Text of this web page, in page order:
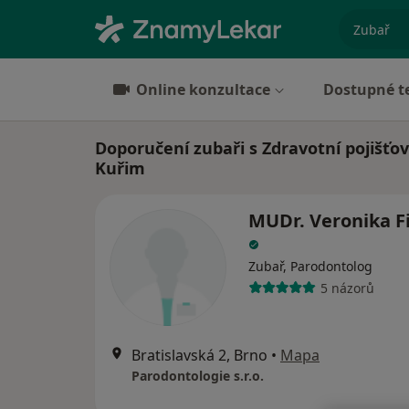
Online konzultace Dostupné
Doporučení zubaři s Zdravotní
Kuřim
MUDr. Veronika
Zubař, Parodontolog
5 názorů
Bratislavská 2, Brno • Mapa
Parodontologie s.r.o.